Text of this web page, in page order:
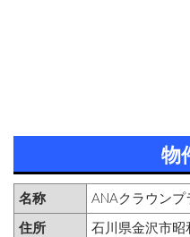
物
名称
ANAクラウンプ
住所
石川県金沢市昭